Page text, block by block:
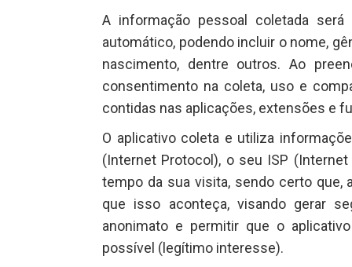
A informação pessoal coletada
automático, podendo incluir o nome,
nascimento, dentre outros. Ao
consentimento na coleta, uso e
contidas nas aplicações, extensões e
O aplicativo coleta e utiliza
(Internet Protocol), o seu ISP
tempo da sua visita, sendo certo que,
que isso aconteça, visando gerar
anonimato e permitir que o
possível (legítimo interesse).